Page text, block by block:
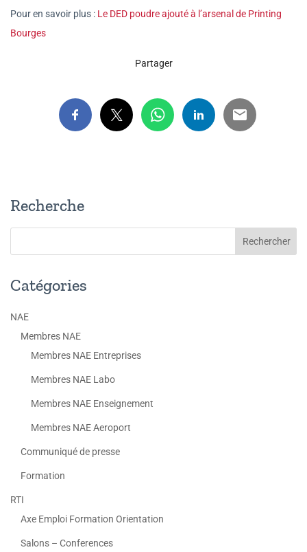
Pour en savoir plus : Le DED poudre ajouté à l’arsenal de Printing
Bourges
Partager
Recherche
Catégories
NAE
Membres NAE
Membres NAE Entreprises
Membres NAE Labo
Membres NAE Enseignement
Membres NAE Aeroport
Communiqué de presse
Formation
RTI
Axe Emploi Formation Orientation
Salons – Conferences